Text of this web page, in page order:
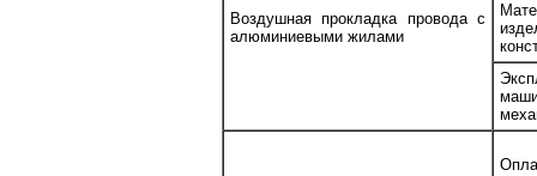
Воздушная прокладка провода с
алюминиевыми жилами